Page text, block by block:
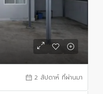
2 สัปดาห์ ที่ผ่านมา